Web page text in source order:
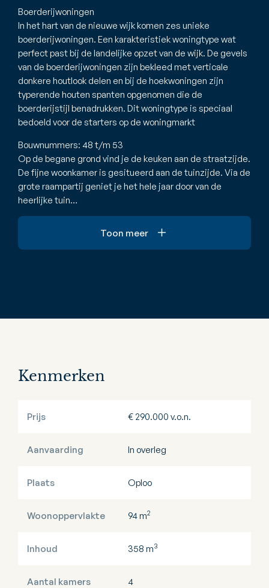
Boerderijwoningen
In het hart van de nieuwe wijk komen zes unieke
boerderijwoningen. Een karakteristiek woningtype wat
perfect past bij de landelijke opzet van de wijk. De gevels
van de boerderijwoningen zijn bekleed met verticale
donkere houtlook delen en bij de hoekwoningen zijn
typerende houten spanten opgenomen die de
boerderijstijl benadrukken. Dit woningtype is speciaal
bedoeld voor de starters op de woningmarkt
Bouwnummers: 48 t/m 53
Op de begane grond vind je de keuken aan de straatzijde.
De fijne woonkamer is gesitueerd aan de tuinzijde. Via de
grote raampartij geniet je het hele jaar door van de
heerlijke tuin…
Toon meer
Kenmerken
Prijs € 290.000 v.o.n.
Aanvaarding In overleg
Plaats Oploo
Woonoppervlakte 94 m2
Inhoud 358 m3
Aantal kamers 4